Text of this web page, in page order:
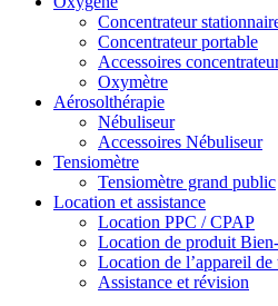
Concentrateur
Concentrateur portable
Accessoires
Oxymètre
Aérosolthérapie
Nébuliseur
Accessoires Nébuliseur
Tensiomètre
Tensiomètre grand public
Location et assistance
Location PPC / CPAP
Location de produit
Location de l’appareil de
Assistance et révision